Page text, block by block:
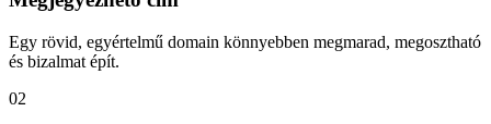
Egy rövid, egyértelmű domain könnyebben megmarad, megosztható
és bizalmat épít.
02